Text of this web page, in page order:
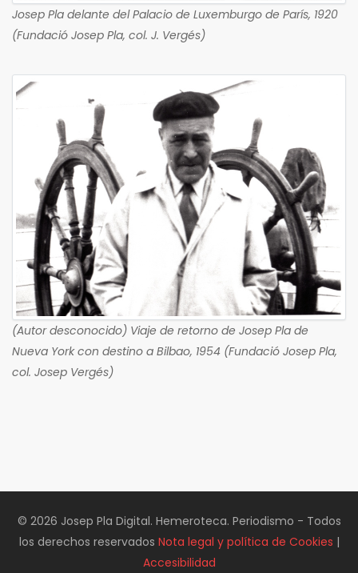
Josep Pla delante del Palacio de Luxemburgo de París, 1920
(Fundació Josep Pla, col. J. Vergés)
(Autor desconocido) Viaje de retorno de Josep Pla de
Nueva York con destino a Bilbao, 1954 (Fundació Josep Pla,
col. Josep Vergés)
© 2026 Josep Pla Digital. Hemeroteca. Periodismo - Todos
los derechos reservados Nota legal y política de Cookies |
Accesibilidad